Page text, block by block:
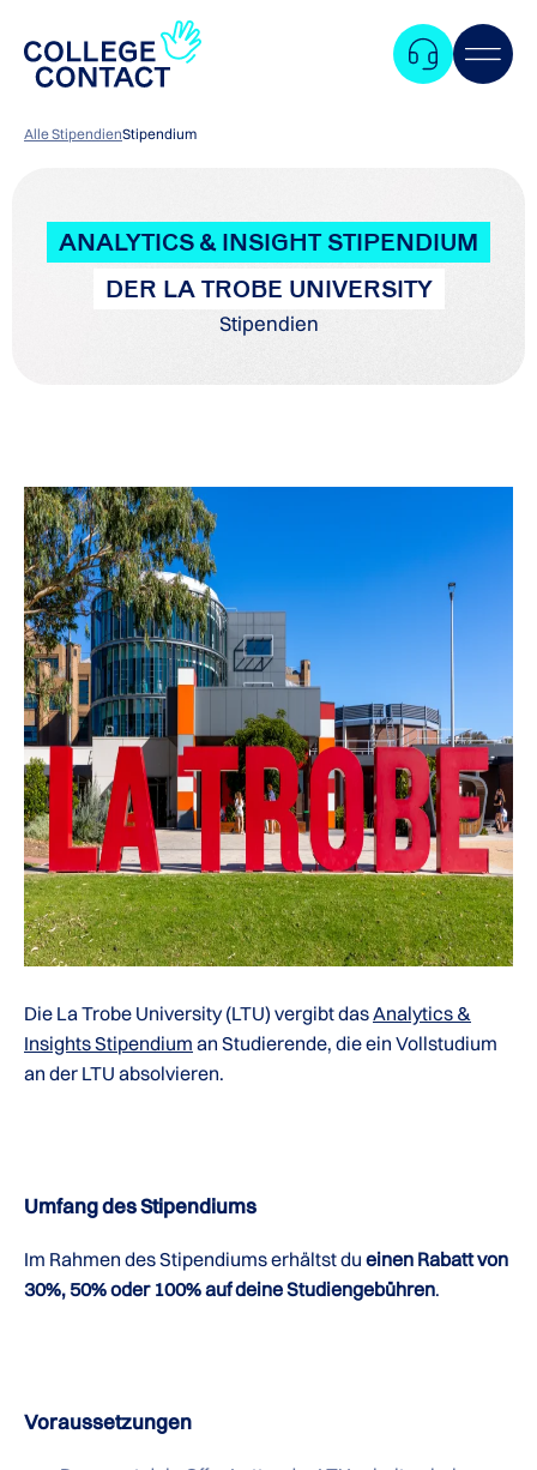
Alle StipendienStipendium
ANALYTICS & INSIGHT STIPENDIUM
DER LA TROBE UNIVERSITY
Stipendien
Die La Trobe University (LTU) vergibt dasAnalytics &
Insights Stipendium an Studierende, die ein Vollstudium
an der LTU absolvieren.
Umfang des Stipendiums
Im Rahmen des Stipendiums erhältst du einen Rabatt von
30%, 50% oder 100% auf deine Studiengebühren.
Voraussetzungen